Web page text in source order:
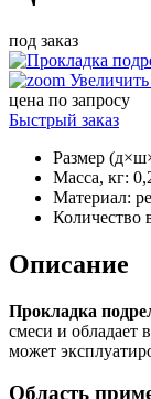
под заказ
цена по запросу
Быстрый заказ
Размер
Масса, кг:
Материал:
Количество
Описание
Прокладка
смеси и обладает
может
Область